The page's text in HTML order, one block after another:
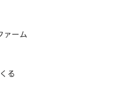
ァーム
る